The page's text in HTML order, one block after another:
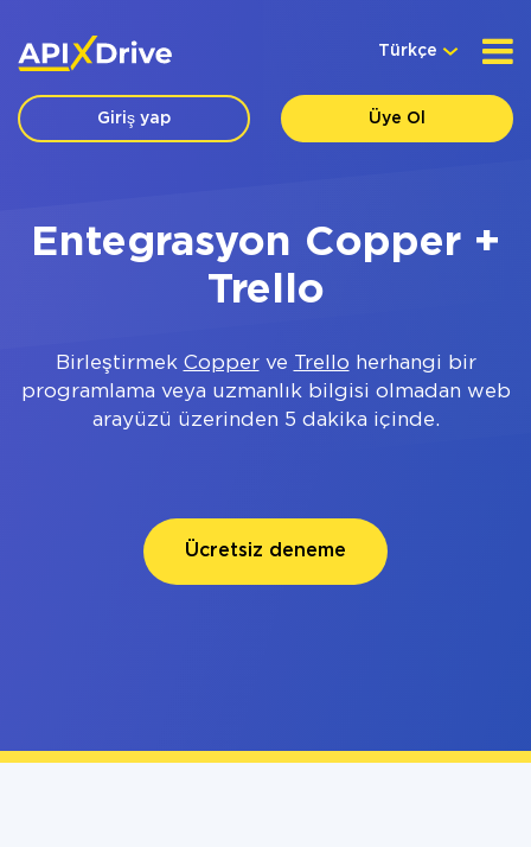
Türkçe
Giriş yap Üye Ol
Entegrasyon Copper +
Trello
Birleştirmek Copperve Trello herhangi bir
programlama veya uzmanlık bilgisi olmadan web
arayüzü üzerinden 5 dakika içinde.
Ücretsiz deneme